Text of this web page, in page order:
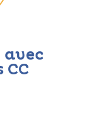
avec
CC